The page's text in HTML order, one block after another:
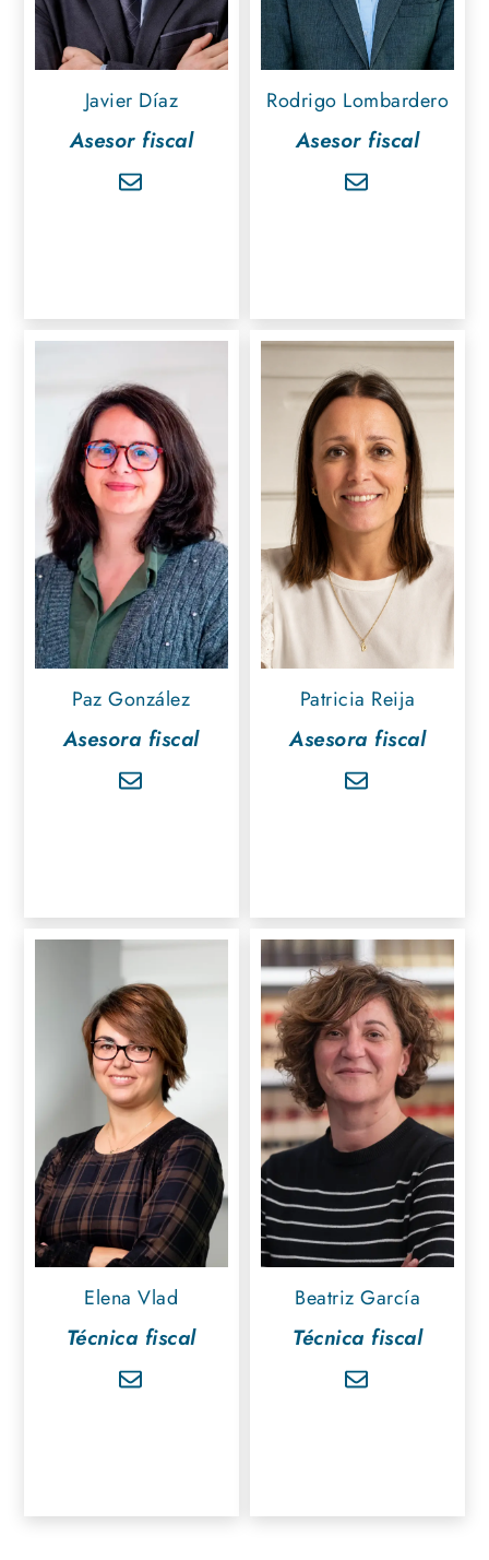
Javier Díaz
Asesor fiscal
Rodrigo Lombardero
Asesor fiscal
Paz González
Asesora fiscal
Patricia Reija
Asesora fiscal
Elena Vlad
Técnica fiscal
Beatriz García
Técnica fiscal